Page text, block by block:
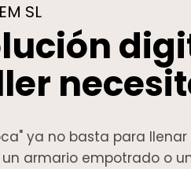
SL
ya no basta para
armario empotrado o